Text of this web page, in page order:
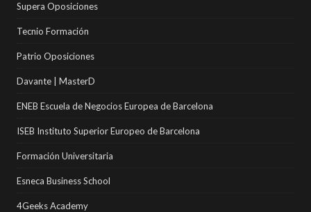
Supera Oposiciones
Tecnio Formación
Patrio Oposiciones
Davante | MasterD
ENEB Escuela de Negocios Europea de Barcelona
ISEB Instituto Superior Europeo de Barcelona
Formación Universitaria
Esneca Business School
4Geeks Academy